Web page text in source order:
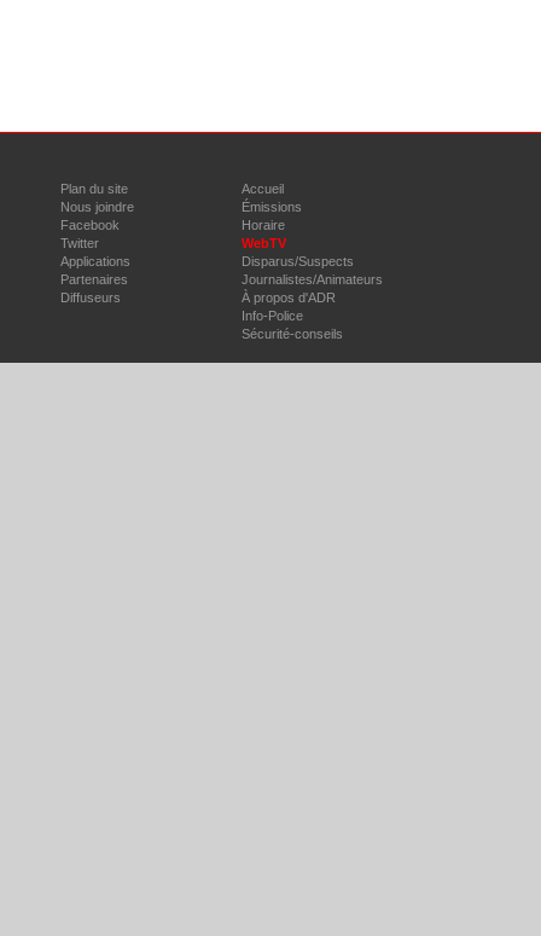
Plan du site
Nous joindre
Facebook
Twitter
Applications
Partenaires
Diffuseurs
Accueil
Émissions
Horaire
WebTV
Disparus/Suspects
Journalistes/Animateurs
À propos d'ADR
Info-Police
Sécurité-conseils